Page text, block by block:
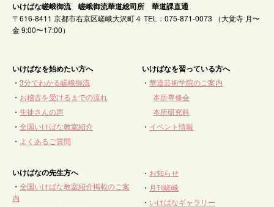
いけばな嵯峨御流 嵯峨御流華道総司所 華道課直通
〒616-8411 京都市右京区嵯峨大沢町４ TEL：075-871-0073 （大覚寺 月〜
金 9:00〜17:00）
いけばなを始めたい方へ
・ 3分でわかる嵯峨御流
・ お稽古を受けるまでの流れ
・ 生徒さんの声
・ 全国いけばな教室紹介
・ よくあるご質問
いけばなを習っている方へ
・華道芸術学院のご案内
本所専修会
本所研究科
・ イベント情報
いけばなの先生方へ
・ 全国いけばな教室紹介掲載のご案
内
・ お知らせ
・ 月刊嵯峨
・ いけばなギャラリー